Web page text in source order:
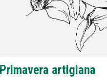
Primavera artigiana